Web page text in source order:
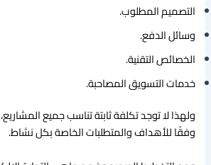
التصميم المطلوب.
وسائل الدفع.
الخصائص التقنية.
خدمات التسويق المصاحبة.
ولهذا لا توجد تكلفة ثابتة تناسب جميع المشاريع،
وفقًا للأهداف والمتطلبات الخاصة بكل نشاط.